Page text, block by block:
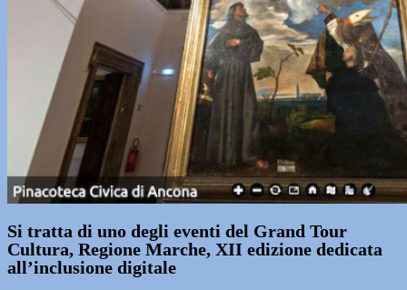
Si tratta di uno degli eventi del Grand Tour
Cultura, Regione Marche, XII edizione dedicata
all’inclusione digitale